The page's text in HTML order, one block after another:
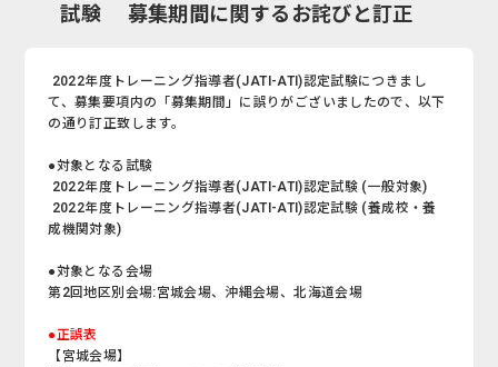
試験 募集期間に関するお詫びと訂正
2022年度トレーニング指導者(JATI-ATI)認定試験につきまし
て、募集要項内の「募集期間」に誤りがございましたので、以下
の通り訂正致します。
●対象となる試験
2022年度トレーニング指導者(JATI-ATI)認定試験 (一般対象)
2022年度トレーニング指導者(JATI-ATI)認定試験 (養成校・養
成機関対象)
●対象となる会場
第2回地区別会場:宮城会場、沖縄会場、北海道会場
●正誤表
【宮城会場】